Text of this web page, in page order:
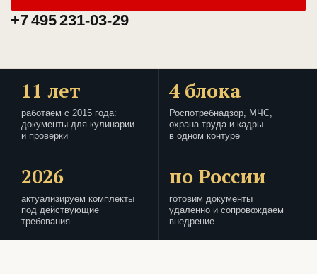
+7 495 231-03-29
11 лет
работаем с 2015 года:
документы для кулинарии
и проверки
4 блока
Роспотребнадзор, МЧС,
охрана труда и кадры
в одном контуре
2026
актуализируем комплекты
под действующие
требования
по России
готовим документы
удаленно и сопровождаем
внедрение